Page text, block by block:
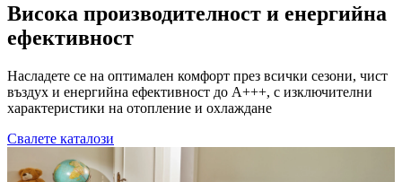
Висока производителност и енергийна
ефективност
Насладете се на оптимален комфорт през всички сезони, чист
въздух и енергийна ефективност до A+++, с изключителни
характеристики на отопление и охлаждане
Свалете каталози